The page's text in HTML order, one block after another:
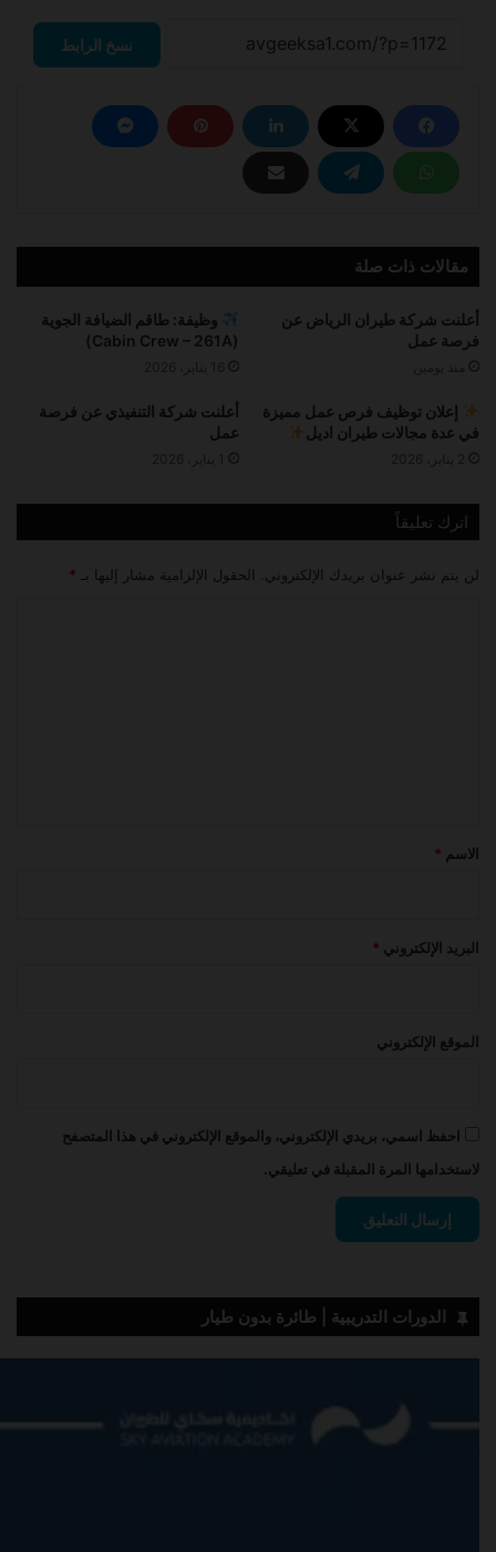
نسخ الرابط
مقالات ذات صلة
أعلنت شركة طيران الرياض عن
فرصة عمل
وظيفة: طاقم الضيافة الجوية
(Cabin Crew – 261A)
إعلان توظيف فرص عمل مميزة
في عدة مجالات طيران اديل
أعلنت شركة التنفيذي عن فرصة
عمل
اترك تعليقاً
لن يتم نشر عنوان بريدك الإلكتروني. الحقول الإلزامية مشار إليها بـ *
*الاسم *
البريد الإلكتروني *
الموقع الإلكتروني
احفظ اسمي، بريدي الإلكتروني، والموقع الإلكتروني في هذا المتصفح
لاستخدامها المرة المقبلة في تعليقي.
الدورات التدريبية | طائرة بدون طيار